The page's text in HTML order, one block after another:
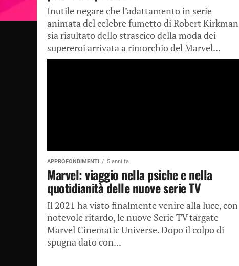
Inutile negare che l’adattamento in serie
animata del celebre fumetto di Robert Kirkman
sia risultato dello strascico della moda dei
supereroi arrivata a rimorchio del Marvel...
APPROFONDIMENTI 5 anni fa
Marvel: viaggio nella psiche e nella
quotidianità delle nuove serie TV
Il 2021 ha visto finalmente venire alla luce, con
notevole ritardo, le nuove Serie TV targate
Marvel Cinematic Universe. Dopo il colpo di
spugna dato con...